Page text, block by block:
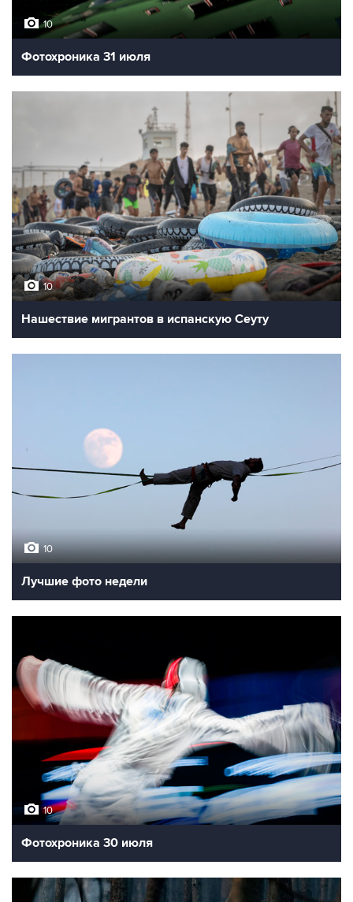
10
Фотохроника 31 июля
10
Нашествие мигрантов в испанскую Сеуту
10
Лучшие фото недели
10
Фотохроника 30 июля